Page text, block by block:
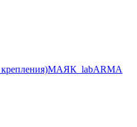
МАЯК_labARMA